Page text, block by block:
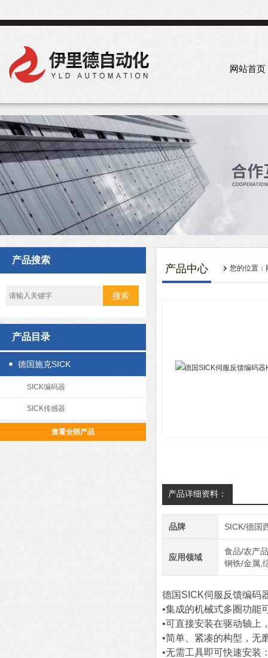
网站首页
产品搜索
产品目录
德国施克SICK
SICK编码器
SICK传感器
查看全部产品
产品中心 您的位置：
产品详细资料：
品牌 SICK/德国
应用领域
食品/农产
钢铁/金属,
德国SICK伺服反馈编码
•集成的机械式多圈功能
•可直接安装在驱动轴上
•简单、紧凑的构型，无
•无需工具即可快速安装